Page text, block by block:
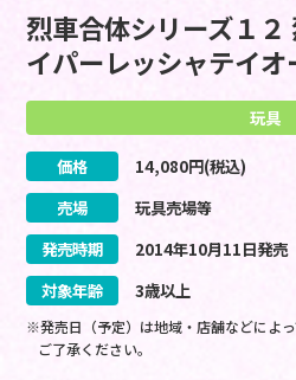
烈車合体シリーズ１２
イパーレッシャテイオ
玩具
価格 14,080円(税込)
売場
玩具売場等
発売時期
2014年10月11日発売
対象年齢
3歳以上
※発売日（予定）は地域・店舗などによ
ご了承ください。